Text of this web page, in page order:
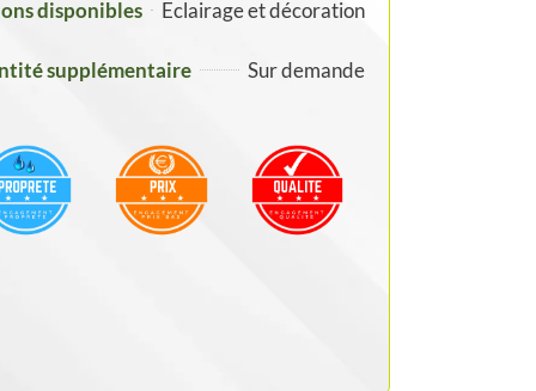
disponibles Eclairage et décoration
supplémentaire Sur demande